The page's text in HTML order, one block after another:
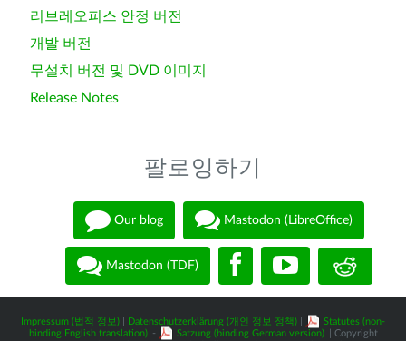
리브레오피스 안정 버전
개발 버전
무설치 버전 및 DVD 이미지
Release Notes
팔로잉하기
Our blog Mastodon (LibreOffice)
Mastodon (TDF)
Impressum (법적 정보) Datenschutzerklärung (개인 정보 정책)
Statutes (non-
binding English translation) - Satzung (binding German version)
| Copyright